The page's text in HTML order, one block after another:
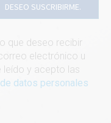
DESEO SUSCRIBIRME.
que deseo recibir
electrónico u
y acepto las
datos personales